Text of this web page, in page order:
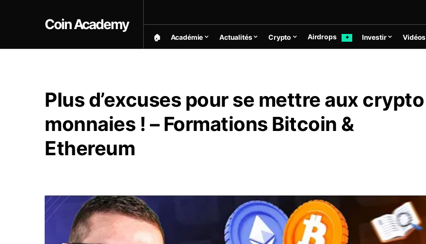
Coin Academy
🏠︎ Académie Actualités Crypto Airdrops ✦ Investir Vidéos
Plus d’excuses pour se mettre aux crypto
monnaies ! – Formations Bitcoin &
Ethereum